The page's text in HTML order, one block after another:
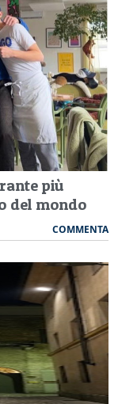
più
del mondo
COMMENTA